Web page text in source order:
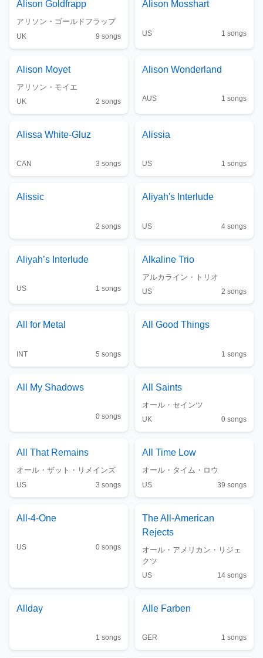
Alison Goldfrapp
アリソン・ゴールドフラップ
UK 9 songs
Alison Mosshart
US 1 songs
Alison Moyet
アリソン・モイエ
UK 2 songs
Alison Wonderland
AUS 1 songs
Alissa White-Gluz
CAN 3 songs
Alissia
US 1 songs
Alissic
2 songs
Aliyah's Interlude
US 4 songs
Aliyah’s Interlude
US 1 songs
Alkaline Trio
アルカライン・トリオ
US 2 songs
All for Metal
INT 5 songs
All Good Things
1 songs
All My Shadows
0 songs
All Saints
オール・セインツ
UK 0 songs
All That Remains
オール・ザット・リメインズ
US 3 songs
All Time Low
オール・タイム・ロウ
US 39 songs
All-4-One
US 0 songs
TheAll-American
Rejects
オール・アメリカン・リジェ
クツ
US 14 songs
Allday
1 songs
Alle Farben
GER 1 songs